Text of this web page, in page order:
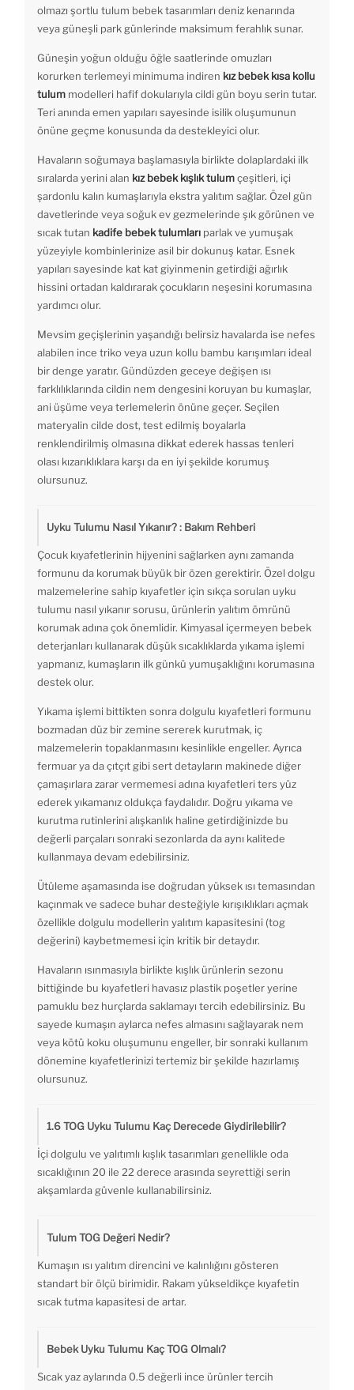
olmazı şortlu tulum bebek tasarımları deniz kenarında
veya güneşli park günlerinde maksimum ferahlık sunar.
Güneşin yoğun olduğu öğle saatlerinde omuzları
korurken terlemeyi minimuma indiren kız bebek kısa kollu
tulum modelleri hafif dokularıyla cildi gün boyu serin tutar.
Teri anında emen yapıları sayesinde isilik oluşumunun
önüne geçme konusunda da destekleyici olur.
Havaların soğumaya başlamasıyla birlikte dolaplardaki ilk
sıralarda yerini alan kız bebek kışlık tulumçeşitleri, içi
şardonlu kalın kumaşlarıyla ekstra yalıtım sağlar. Özel gün
davetlerinde veya soğuk ev gezmelerinde şık görünen ve
sıcak tutan kadife bebek tulumları parlak ve yumuşak
yüzeyiyle kombinlerinize asil bir dokunuş katar. Esnek
yapıları sayesinde kat kat giyinmenin getirdiği ağırlık
hissini ortadan kaldırarak çocukların neşesini korumasına
yardımcı olur.
Mevsim geçişlerinin yaşandığı belirsiz havalarda ise nefes
alabilen ince triko veya uzun kollu bambu karışımları ideal
bir denge yaratır. Gündüzden geceye değişen ısı
farklılıklarında cildin nem dengesini koruyan bu kumaşlar,
ani üşüme veya terlemelerin önüne geçer. Seçilen
materyalin cilde dost, test edilmiş boyalarla
renklendirilmiş olmasına dikkat ederek hassas tenleri
olası kızarıklıklara karşı da en iyi şekilde korumuş
olursunuz.
Uyku Tulumu Nasıl Yıkanır? : Bakım Rehberi
Çocuk kıyafetlerinin hijyenini sağlarken aynı zamanda
formunu da korumak büyük bir özen gerektirir. Özel dolgu
malzemelerine sahip kıyafetler için sıkça sorulan uyku
tulumu nasıl yıkanır sorusu, ürünlerin yalıtım ömrünü
korumak adına çok önemlidir. Kimyasal içermeyen bebek
deterjanları kullanarak düşük sıcaklıklarda yıkama işlemi
yapmanız, kumaşların ilk günkü yumuşaklığını korumasına
destek olur.
Yıkama işlemi bittikten sonra dolgulu kıyafetleri formunu
bozmadan düz bir zemine sererek kurutmak, iç
malzemelerin topaklanmasını kesinlikle engeller. Ayrıca
fermuar ya da çıtçıt gibi sert detayların makinede diğer
çamaşırlara zarar vermemesi adına kıyafetleri ters yüz
ederek yıkamanız oldukça faydalıdır. Doğru yıkama ve
kurutma rutinlerini alışkanlık haline getirdiğinizde bu
değerli parçaları sonraki sezonlarda da aynı kalitede
kullanmaya devam edebilirsiniz.
Ütüleme aşamasında ise doğrudan yüksek ısı temasından
kaçınmak ve sadece buhar desteğiyle kırışıklıkları açmak
özellikle dolgulu modellerin yalıtım kapasitesini (tog
değerini) kaybetmemesi için kritik bir detaydır.
Havaların ısınmasıyla birlikte kışlık ürünlerin sezonu
bittiğinde bu kıyafetleri havasız plastik poşetler yerine
pamuklu bez hurçlarda saklamayı tercih edebilirsiniz. Bu
sayede kumaşın aylarca nefes almasını sağlayarak nem
veya kötü koku oluşumunu engeller, bir sonraki kullanım
dönemine kıyafetlerinizi tertemiz bir şekilde hazırlamış
olursunuz.
1.6 TOG Uyku Tulumu Kaç Derecede Giydirilebilir?
İçi dolgulu ve yalıtımlı kışlık tasarımları genellikle oda
sıcaklığının 20 ile 22 derece arasında seyrettiği serin
akşamlarda güvenle kullanabilirsiniz.
Tulum TOG Değeri Nedir?
Kumaşın ısı yalıtım direncini ve kalınlığını gösteren
standart bir ölçü birimidir. Rakam yükseldikçe kıyafetin
sıcak tutma kapasitesi de artar.
Bebek Uyku Tulumu Kaç TOG Olmalı?
Sıcak yaz aylarında 0.5 değerli ince ürünler tercih